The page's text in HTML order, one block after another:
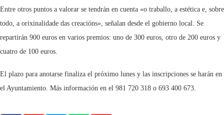
Entre otros puntos a valorar se tendrán en cuenta «o traballo, a estética e, sobre
todo, a orixinalidade das creacións», señalan desde el gobierno local. Se
repartirán 900 euros en varios premios: uno de 300 euros, otro de 200 euros y
cuatro de 100 euros.
El plazo para anotarse finaliza el próximo lunes y las inscripciones se harán en
el Ayuntamiento. Más información en el 981 720 318 o 693 400 673.